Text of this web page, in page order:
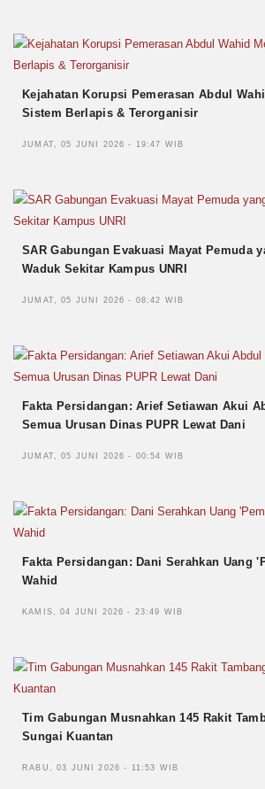
Kejahatan Korupsi Pemerasan Abdul
Sistem Berlapis & Terorganisir
JUMAT, 05 JUNI 2026 - 19:47 WIB
SAR Gabungan Evakuasi Mayat Pemuda
Waduk Sekitar Kampus UNRI
JUMAT, 05 JUNI 2026 - 08:42 WIB
Fakta Persidangan: Arief Setiawan Akui
Semua Urusan Dinas PUPR Lewat Dani
JUMAT, 05 JUNI 2026 - 00:54 WIB
Fakta Persidangan: Dani Serahkan Uang
Wahid
KAMIS, 04 JUNI 2026 - 23:49 WIB
Tim Gabungan Musnahkan 145 Rakit
Sungai Kuantan
RABU, 03 JUNI 2026 - 11:53 WIB